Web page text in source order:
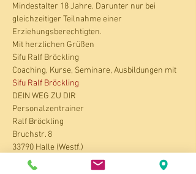
Mindestalter 18 Jahre. Darunter nur bei
gleichzeitiger Teilnahme einer
Erziehungsberechtigten.
Mit herzlichen Grüßen
Sifu Ralf Bröckling
Coaching, Kurse, Seminare, Ausbildungen mit
Sifu Ralf Bröckling
DEIN WEG ZU DIR
Personalzentrainer
Ralf Bröckling
Bruchstr. 8
33790 Halle (Westf.)
Tel.: 05201 - 8563803 mit AB